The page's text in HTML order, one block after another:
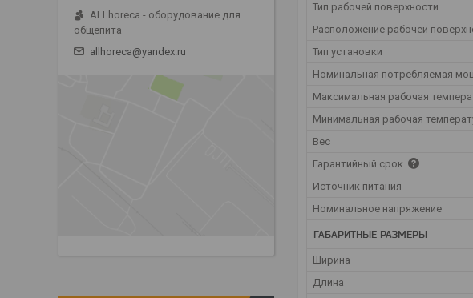
Тип рабочей поверхности
Расположение рабочей
Тип установки
Номинальная потребляемая
Максимальная рабочая
Минимальная рабочая
Вес
Гарантийный срок
Источник питания
Номинальное напряжение
ГАБАРИТНЫЕ РАЗМЕРЫ
Ширина
Длина
ALLhoreca - оборудование для
общепита
allhoreca@yandex.ru